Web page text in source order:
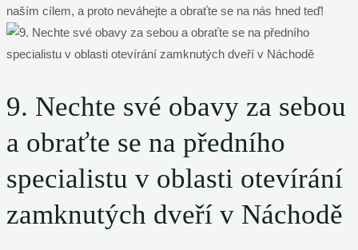
naším cílem, a proto neváhejte a obraťte se na nás hned teď!
9. Nechte své obavy za sebou
a obraťte se na předního
specialistu v oblasti otevírání
zamknutých dveří v Náchodě